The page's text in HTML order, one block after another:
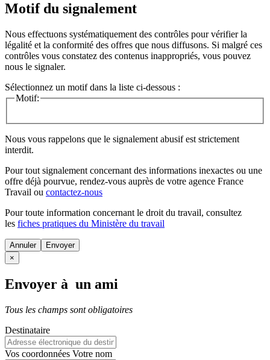
Motif du signalement
Nous effectuons systématiquement des contrôles pour vérifier la
légalité et la conformité des offres que nous diffusons. Si malgré ces
contrôles vous constatez des contenus inappropriés, vous pouvez
nous le signaler.
Sélectionnez un motif dans la liste ci-dessous :
Motif:
Nous vous rappelons que le signalement abusif est strictement
interdit.
Pour tout signalement concernant des informations inexactes ou une
offre déjà pourvue, rendez-vous auprès de votre agence France
Travail ou contactez-nous
Pour toute information concernant le droit du travail, consultez
les fiches pratiques du Ministère du travail
Annuler
×
Envoyer à un ami
Tous les champs sont obligatoires
Destinataire
Vos coordonnées Votre nom